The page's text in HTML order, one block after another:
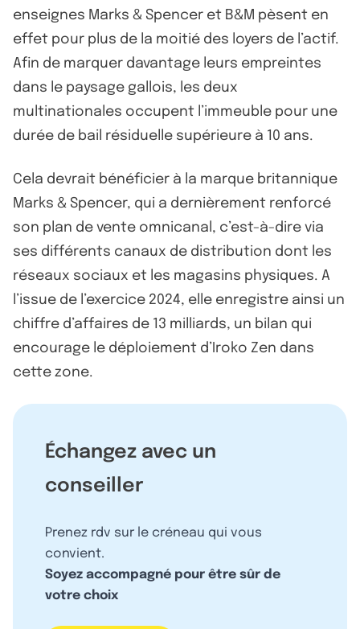
enseignes Marks & Spencer et B&M pèsent en
effet pour plus de la moitié des loyers de l’actif.
Afin de marquer davantage leurs empreintes
dans le paysage gallois, les deux
multinationales occupent l’immeuble pour une
durée de bail résiduelle supérieure à 10 ans.
Cela devrait bénéficier à la marque britannique
Marks & Spencer, qui a dernièrement renforcé
son plan de vente omnicanal, c’est-à-dire via
ses différents canaux de distribution dont les
réseaux sociaux et les magasins physiques. A
l’issue de l’exercice 2024, elle enregistre ainsi un
chiffre d’affaires de 13 milliards, un bilan qui
encourage le déploiement d’Iroko Zen dans
cette zone.
Échangez avec un
conseiller
Prenez rdv sur le créneau qui vous
convient.
Soyez accompagné pour être sûr de
votre choix